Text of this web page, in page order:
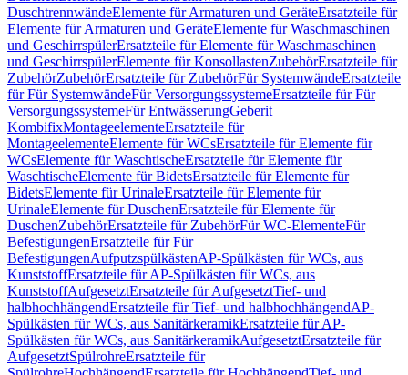
DuschtrennwändeElemente für Armaturen und GeräteErsatzteile für
Elemente für Armaturen und GeräteElemente für Waschmaschinen
und GeschirrspülerErsatzteile für Elemente für Waschmaschinen
und GeschirrspülerElemente für KonsollastenZubehörErsatzteile für
ZubehörZubehörErsatzteile für ZubehörFür SystemwändeErsatzteile
für Für SystemwändeFür VersorgungssystemeErsatzteile für Für
VersorgungssystemeFür EntwässerungGeberit
KombifixMontageelementeErsatzteile für
MontageelementeElemente für WCsErsatzteile für Elemente für
WCsElemente für WaschtischeErsatzteile für Elemente für
WaschtischeElemente für BidetsErsatzteile für Elemente für
BidetsElemente für UrinaleErsatzteile für Elemente für
UrinaleElemente für DuschenErsatzteile für Elemente für
DuschenZubehörErsatzteile für ZubehörFür WC-ElementeFür
BefestigungenErsatzteile für Für
BefestigungenAufputzspülkästenAP-Spülkästen für WCs, aus
KunststoffErsatzteile für AP-Spülkästen für WCs, aus
KunststoffAufgesetztErsatzteile für AufgesetztTief- und
halbhochhängendErsatzteile für Tief- und halbhochhängendAP-
Spülkästen für WCs, aus SanitärkeramikErsatzteile für AP-
Spülkästen für WCs, aus SanitärkeramikAufgesetztErsatzteile für
AufgesetztSpülrohreErsatzteile für